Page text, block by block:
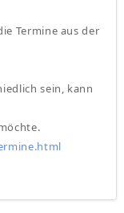
Termine aus der
sein, kann